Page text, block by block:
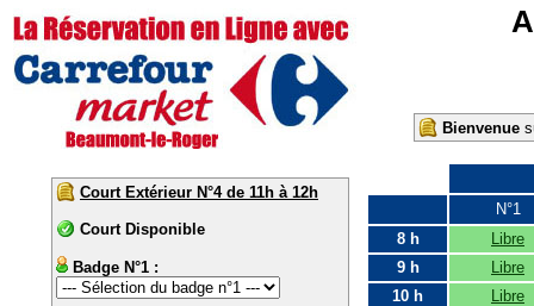
Bienvenue
Court Extérieur N°4 de 11h à 12h
Court Disponible
Badge N°1 :
N°1
8 h
Libre
9 h
Libre
10 h
Libre